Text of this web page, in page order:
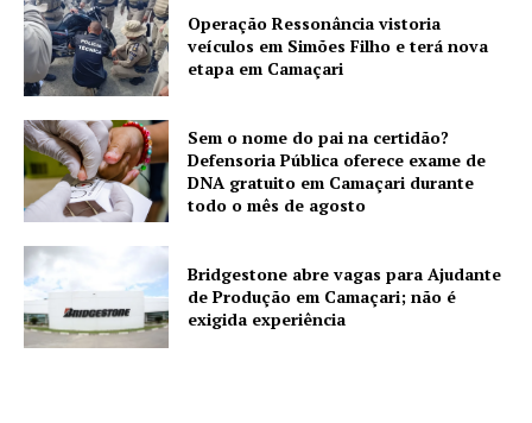
Operação Ressonância vistoria
veículos em Simões Filho e terá nova
etapa em Camaçari
Sem o nome do pai na certidão?
Defensoria Pública oferece exame de
DNA gratuito em Camaçari durante
todo o mês de agosto
Bridgestone abre vagas para Ajudante
de Produção em Camaçari; não é
exigida experiência